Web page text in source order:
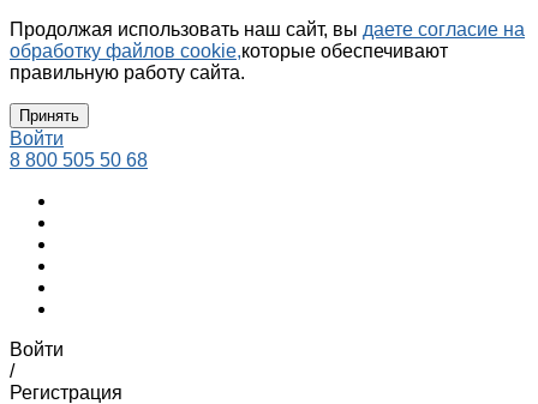
Продолжая использовать наш сайт, вы даете согласие на
обработку файлов cookie,которые обеспечивают
правильную работу сайта.
Принять
Войти
8 800 505 50 68
Войти
/
Регистрация